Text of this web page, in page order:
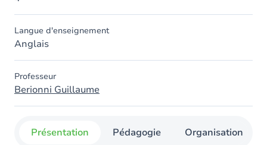
Langue d'enseignement
Anglais
Professeur
Berionni Guillaume
Présentation Pédagogie Organisation